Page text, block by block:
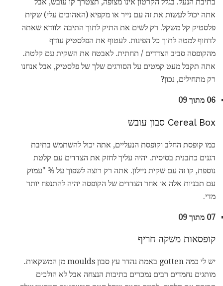
אתה יכול לעשות את זה עם נייר או מקפיא (האהובים עלי) שקית
פלסטיק קל משקל. רק לשים את התיק לתוך התיבה ולוודא שאתה
לדחוף למטה לתוך כל הפינות. לעטוף את הפלסטיק עודף
מהקופסה סביב הצדדים / תחתית. לאבטח את השקית עם קלטת.
אתה תקבל מעט קמטים על הסורגים שלך של פלסטיק, אבל אנחנו
רק מתחילים, נכון?
06 מתוך 09
Cereal Box סבון עובש
כמו קופסת החלב וקופסת הנעליים, אתה יכול להשתמש בתיבת
דגנים כתבנית בסיסית. יהיה עליך לחזק את הצדדים עם קלטת
נוספת, קו זה עם שקית ניילון. אתה רק רוצה לשפוך על ¾ "עמוק
עם תבניות אלה או אחר הצדדים של הקופסה יהיה להתנפח יותר
מדי.
07 מתוך 09
קופסאות משקה חריף
יש לי כמה gotten באמת נהדר עץ סבון moulds מן המשקאות.
מותגים נחמדים רבים נמכרים בתיבות הנצחה אבל לא הולכים